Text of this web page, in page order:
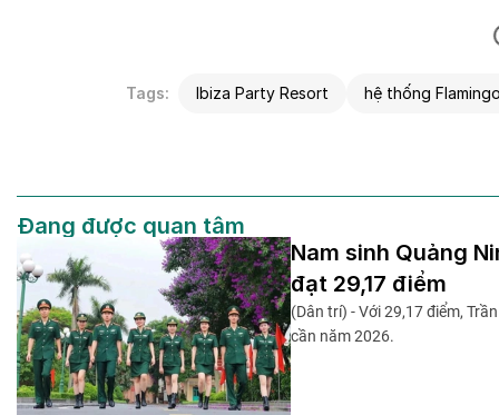
Tags: Ibiza Party Resort hệ thống
Đang được quan tâm
Nam sinh Quảng
đạt 29,17 điểm
(Dân trí) - Với 29,17 điểm,
cần năm 2026.